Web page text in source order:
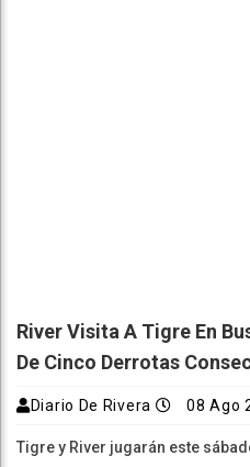
River Visita A Tigre En
De Cinco Derrotas
Diario De Rivera 08 Ago
Tigre y River jugarán este